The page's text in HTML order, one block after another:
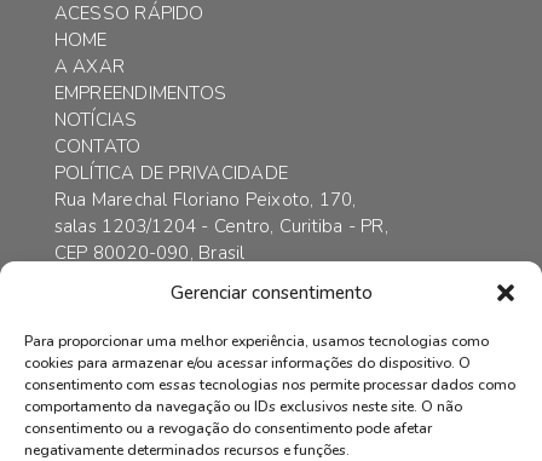
Gerenciar consentimento
Para proporcionar uma melhor experiência, usamos tecnologias como
cookies para armazenar e/ou acessar informações do dispositivo. O
consentimento com essas tecnologias nos permite processar dados como
comportamento da navegação ou IDs exclusivos neste site. O não
consentimento ou a revogação do consentimento pode afetar
negativamente determinados recursos e funções.
ACESSO RÁPIDO
HOME
A AXAR
EMPREENDIMENTOS
NOTÍCIAS
CONTATO
POLÍTICA DE PRIVACIDADE
Rua Marechal Floriano Peixoto, 170,
salas 1203/1204 - Centro, Curitiba - PR,
CEP 80020-090, Brasil
+55 41 3352-6989
+55 41 99169-4578
© AXAR INCORPADORA | Todos os direitos reservados.